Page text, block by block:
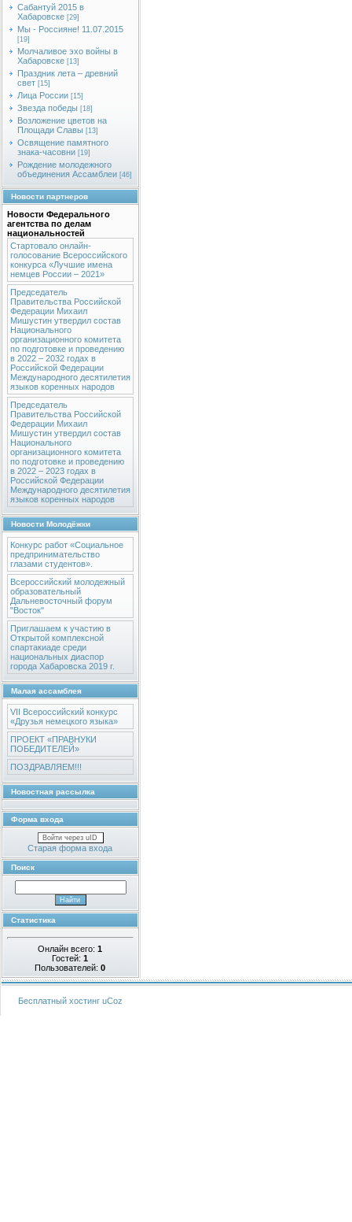
Сабантуй 2015 в
Хабаровске [29]
Мы - Россияне! 11.07.2015
[19]
Молчаливое эхо войны в
Хабаровске [13]
Праздник лета – древний
свет [15]
Лица России [15]
Звезда победы [18]
Возложение цветов на
Площади Славы [13]
Освящение памятного
знака-часовни [19]
Рождение молодежного
объединения Ассамблеи [46]
Новости партнеров
Новости Федерального
агентства по делам
национальностей
Стартовало онлайн-
голосование Всероссийского
конкурса «Лучшие имена
немцев России – 2021»
Председатель
Правительства Российской
Федерации Михаил
Мишустин утвердил состав
Национального
организационного комитета
по подготовке и проведению
в 2022 – 2032 годах в
Российской Федерации
Международного десятилетия
языков коренных народов
Председатель
Правительства Российской
Федерации Михаил
Мишустин утвердил состав
Национального
организационного комитета
по подготовке и проведению
в 2022 – 2023 годах в
Российской Федерации
Международного десятилетия
языков коренных народов
Новости Молодёжки
Конкурс работ «Социальное
предпринимательство
глазами студентов».
Всероссийский молодежный
образовательный
Дальневосточный форум
"Восток"
Приглашаем к участию в
Открытой комплексной
спартакиаде среди
национальных диаспор
города Хабаровска 2019 г.
Малая ассамблея
VII Всероссийский конкурс
«Друзья немецкого языка»
ПРОЕКТ «ПРАВНУКИ
ПОБЕДИТЕЛЕЙ»
ПОЗДРАВЛЯЕМ!!!
Новостная рассылка
Форма входа
Войти через uID
Старая форма входа
Поиск
Статистика
Онлайн всего:1
Гостей:1
Пользователей:0
Бесплатный хостинг uCoz